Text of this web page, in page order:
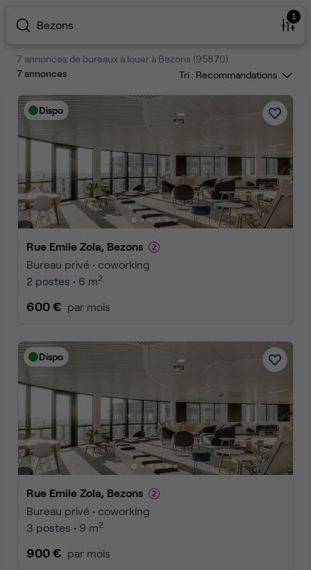
Bezons
1
7 annonces de bureaux à louer à Bezons (95870)
7annonces Tri :
Dispo
Rue Emile Zola, Bezons
Bureau privé • coworking
2 postes • 6 m2
600 € par mois
Dispo
Rue Emile Zola, Bezons
Bureau privé • coworking
3 postes • 9 m2
900 € par mois